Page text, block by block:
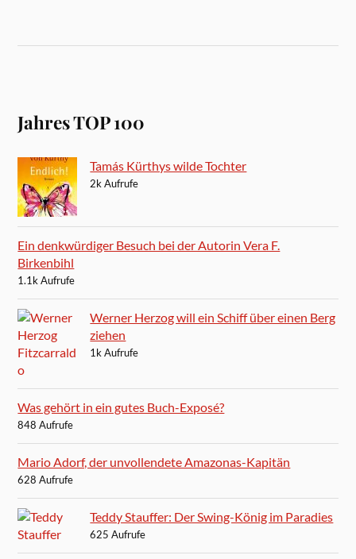
Jahres TOP 100
Tamás Kürthys wilde Tochter
2k Aufrufe
Ein denkwürdiger Besuch bei der Autorin Vera F.
Birkenbihl
1.1k Aufrufe
Werner Herzog will ein Schiff über einen Berg
ziehen
1k Aufrufe
Was gehört in ein gutes Buch-Exposé?
848 Aufrufe
Mario Adorf, der unvollendete Amazonas-Kapitän
628 Aufrufe
Teddy Stauffer: Der Swing-König im Paradies
625 Aufrufe